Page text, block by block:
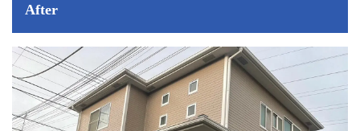
After